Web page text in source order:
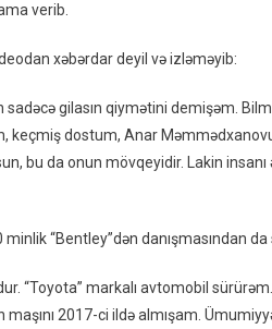
Minlik
Yoxdur”
–
VİDEO
verib.
xəbərdar deyil və izləməyib:
sadəcə gilasın qiymətini demişəm.
keçmiş dostum, Anar
bu da onun mövqeyidir. Lakin
“Bentley”dən danışmasından da
“Toyota” markalı avtomobil
2017-ci ildə almışam.